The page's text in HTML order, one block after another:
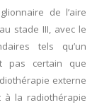
de l’aire
stade III, avec le
tels qu’un
pas certain que
externe
à la radiothérapie